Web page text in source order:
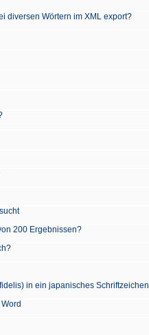
diversen Wörtern im XML export?
200 Ergebnissen?
in ein japanisches Schriftzeichen